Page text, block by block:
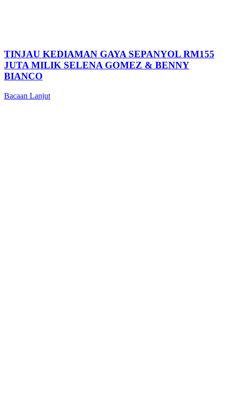
TINJAU KEDIAMAN GAYA SEPANYOL RM155
JUTA MILIK SELENA GOMEZ & BENNY
BIANCO
Bacaan Lanjut